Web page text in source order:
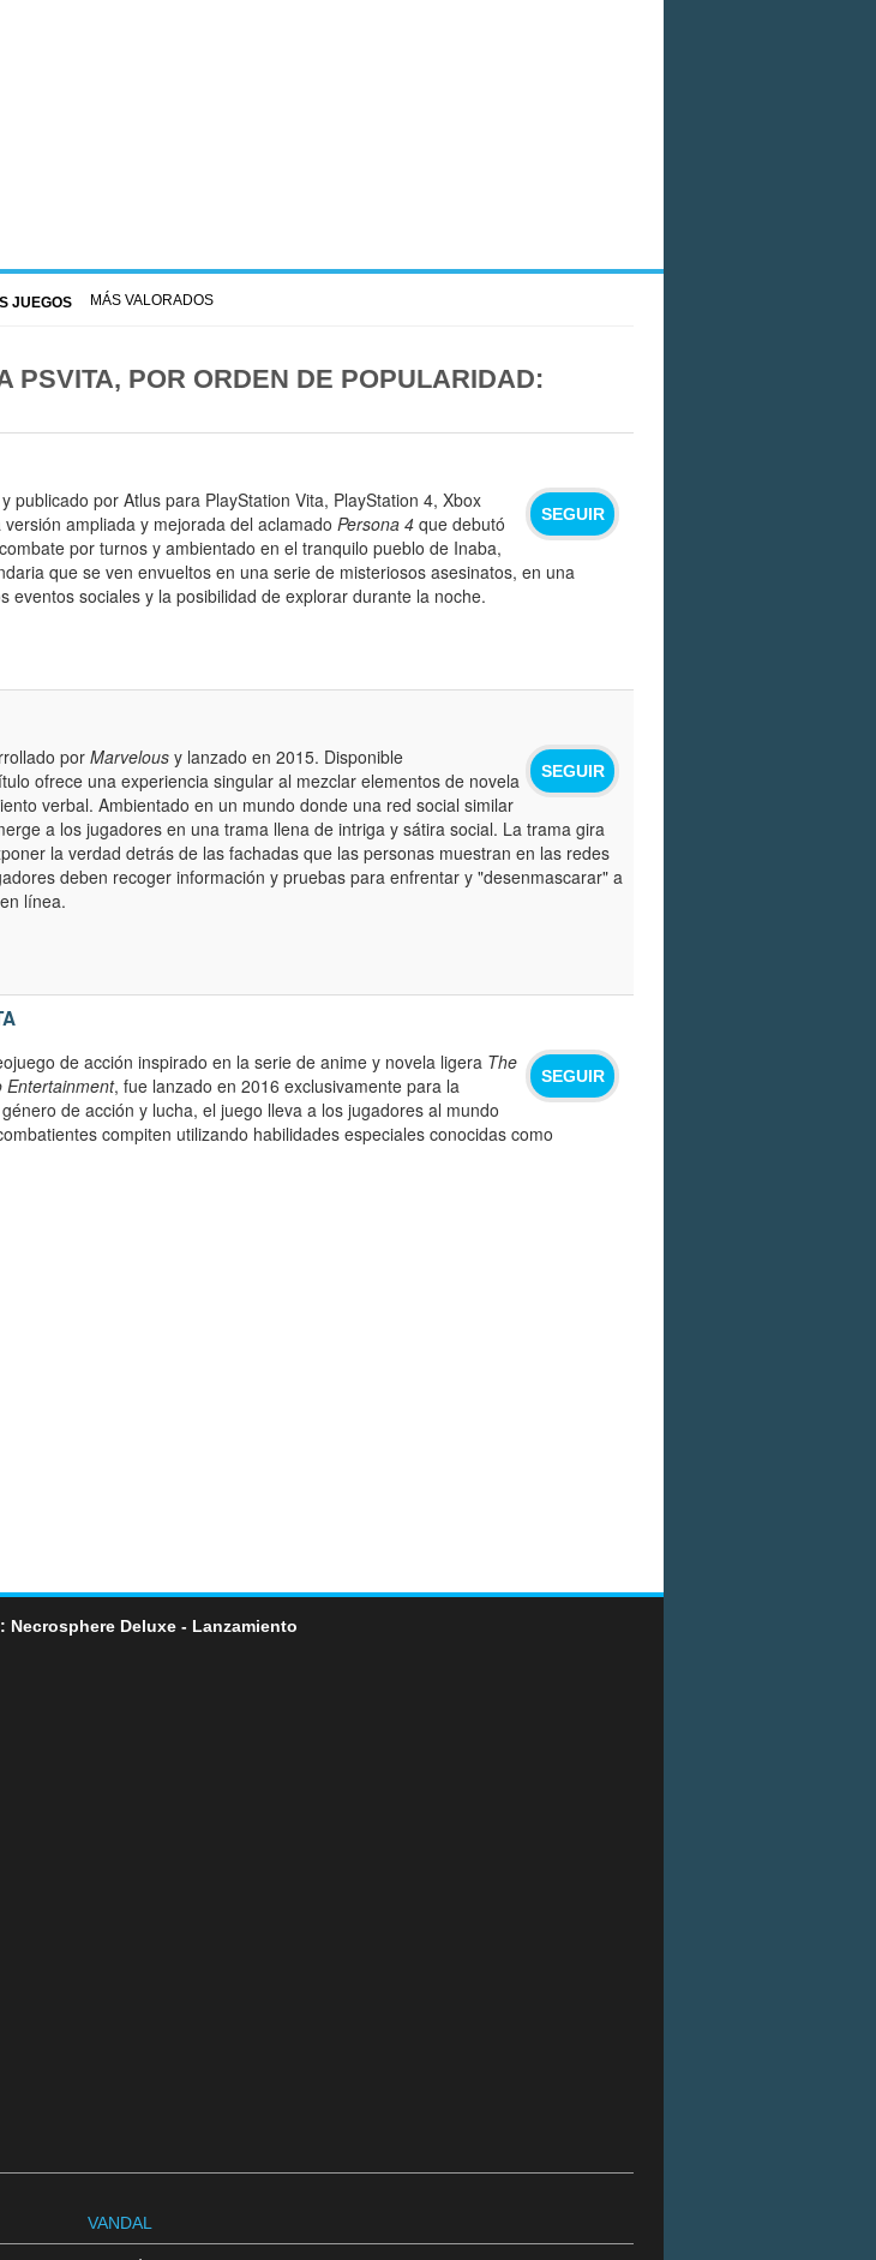
JUEGOS MÁS VALORADOS
PSVITA, POR ORDEN DE POPULARIDAD:
SEGUIR
publicado por Atlus para PlayStation Vita, PlayStation 4, Xbox
ampliada y mejorada del aclamado Persona 4 que debutó
por turnos y ambientado en el tranquilo pueblo de Inaba,
que se ven envueltos en una serie de misteriosos asesinatos, en una
eventos sociales y la posibilidad de explorar durante la noche.
SEGUIR
por Marvelous y lanzado en 2015. Disponible
ofrece una experiencia singular al mezclar elementos de novela
verbal. Ambientado en un mundo donde una red social similar
a los jugadores en una trama llena de intriga y sátira social. La trama gira
la verdad detrás de las fachadas que las personas muestran en las redes
deben recoger información y pruebas para enfrentar y "desenmascarar" a
línea.
SEGUIR
de acción inspirado en la serie de anime y novela ligera The
Entertainment, fue lanzado en 2016 exclusivamente para la
de acción y lucha, el juego lleva a los jugadores al mundo
compiten utilizando habilidades especiales conocidas como
Necrosphere Deluxe - Lanzamiento
VANDAL